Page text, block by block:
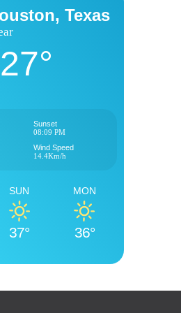
Texas
27°
Sunset
08:09 PM
Wind Speed
14.4Km/h
SUN
37°
MON
36°